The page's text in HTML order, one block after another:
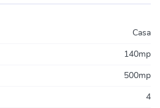
Casa
140mp
500mp
4